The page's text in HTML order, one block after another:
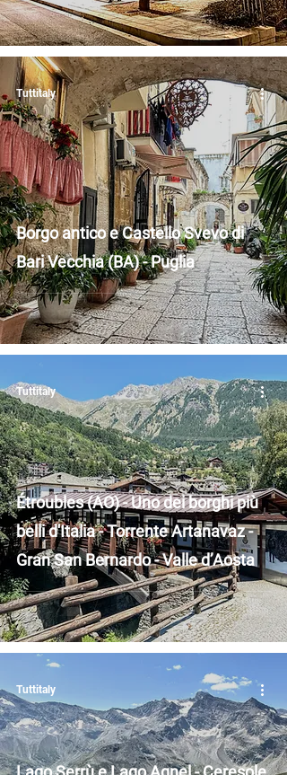
Borgo antico e Castello Svevo di
Bari Vecchia (BA) - Puglia
Tuttitaly
Étroubles (AO) - Uno dei borghi più
belli d'Italia - Torrente Artanavaz -
Gran San Bernardo - Valle d’Aosta
Tuttitaly
Tuttitaly